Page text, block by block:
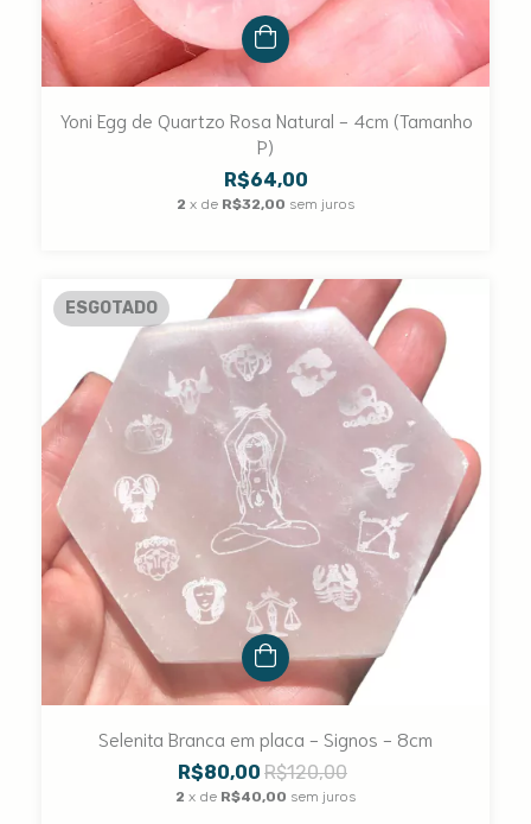
Yoni Egg de Quartzo Rosa Natural - 4cm (Tamanho
P)
R$64,00
2 x de R$32,00 sem juros
ESGOTADO
Selenita Branca em placa - Signos - 8cm
R$80,00 R$120,00
2 x de R$40,00 sem juros